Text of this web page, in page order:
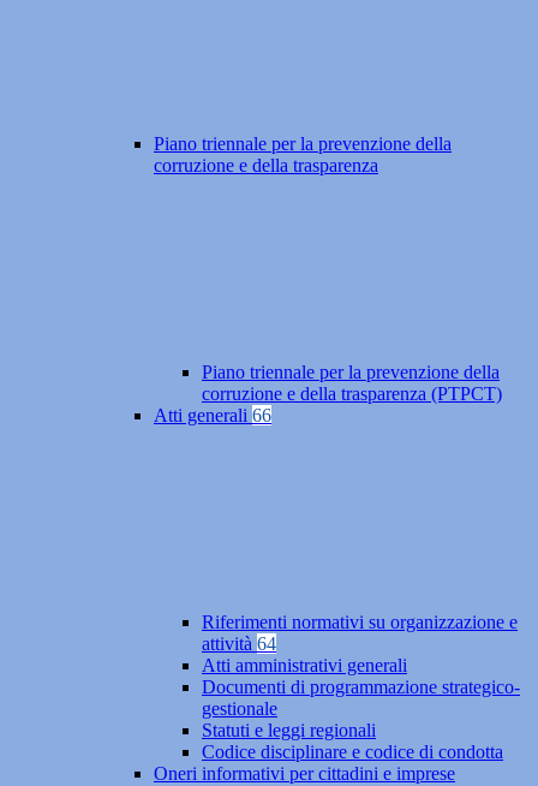
Piano triennale per la prevenzione della
corruzione e della trasparenza
Piano triennale per la prevenzione della
corruzione e della trasparenza (PTPCT)
Atti generali 66
Riferimenti normativi su organizzazione e
attività 64
Atti amministrativi generali
Documenti di programmazione strategico-
gestionale
Statuti e leggi regionali
Codice disciplinare e codice di condotta
Oneri informativi per cittadini e imprese